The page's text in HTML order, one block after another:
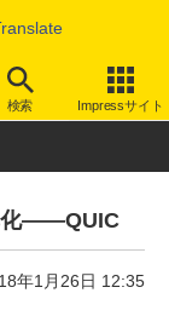
検索 Impressサイト
/規格
化――QUIC
年1月26日 12:35